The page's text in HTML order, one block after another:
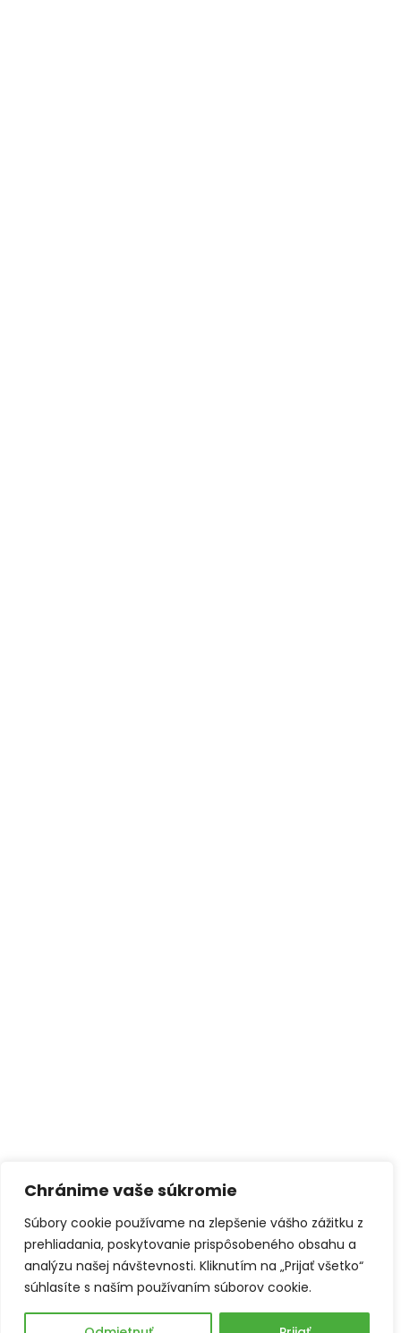
Chránime vaše súkromie
Súbory cookie používame na zlepšenie vášho zážitku z
prehliadania, poskytovanie prispôsobeného obsahu a
analýzu našej návštevnosti. Kliknutím na „Prijať všetko“
súhlasíte s naším používaním súborov cookie.